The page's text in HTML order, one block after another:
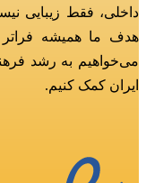
داخلی، فقط زیبایی
هدف ما همیشه
می‌خواهیم به رشد
ایران کمک کنیم.